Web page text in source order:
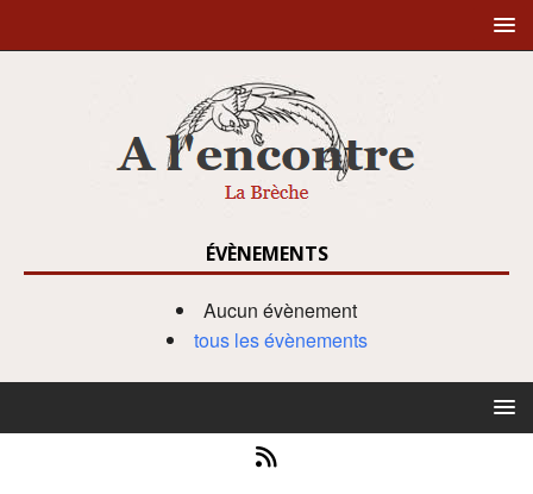
ÉVÈNEMENTS
Aucun évènement
tous les évènements